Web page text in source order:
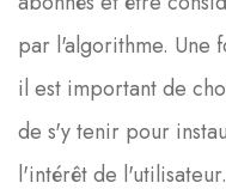
par l'algorithme. Une
il est important de
de s'y tenir pour
l'intérêt de